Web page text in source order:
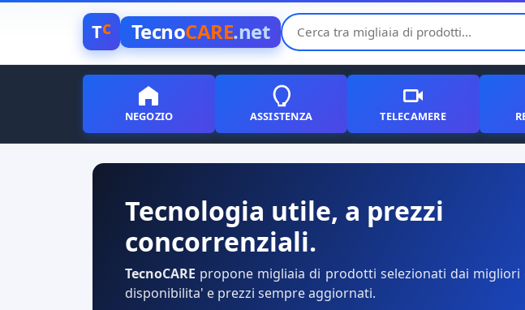
Tc TecnoCARE.net
NEGOZIO ASSISTENZA TELECAMERE
Tecnologia utile, a prezzi
concorrenziali.
TecnoCARE propone migliaia di prodotti selezionati dai migliori
disponibilita' e prezzi sempre aggiornati.